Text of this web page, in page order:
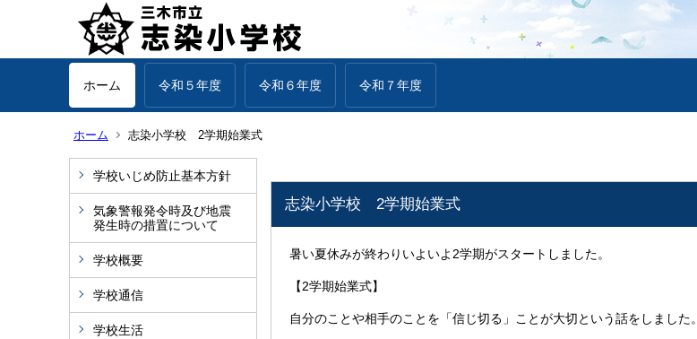
ホーム 令和５年度 令和６年度 令和７年度
ホーム 志染小学校 2学期始業式
学校いじめ防止基本方針
気象警報発令時及び地震
発生時の措置について
学校概要
学校通信
学校生活
志染小学校 2学期始業式
暑い夏休みが終わりいよいよ2学期がスタートしました。
【2学期始業式】
自分のことや相手のことを「信じ切る」ことが大切という話をしました。